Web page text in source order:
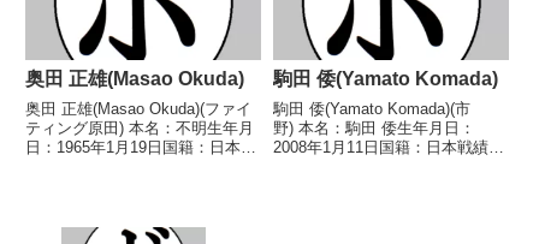
奥田 正雄(Masao Okuda)
奥田 正雄(Masao Okuda)(ファイ
ティング原田) 本名：不明生年月
日：1965年1月19日国籍：日本戦
田) 【補足情報】・広...
駒田 倭(Yamato Komada)
駒田 倭(Yamato Komada)(市
野) 本名：駒田 倭生年月日：
2008年1月11日国籍：日本戦績：